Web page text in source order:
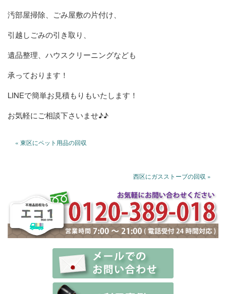
汚部屋掃除、ごみ屋敷の片付け、
引越しごみの引き取り、
遺品整理、ハウスクリーニングなども
承っております！
LINEで簡単お見積もりもいたします！
お気軽にご相談下さいませ♪♪
« 東区にペット用品の回収
西区にガスストーブの回収 »